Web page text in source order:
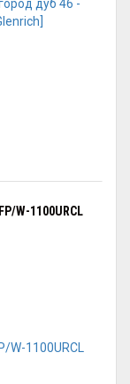
W-1100URCL